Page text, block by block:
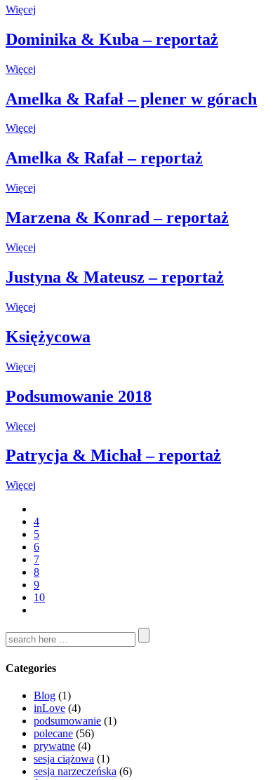
Więcej
Dominika & Kuba – reportaż
Więcej
Amelka & Rafał – plener w górach
Więcej
Amelka & Rafał – reportaż
Więcej
Marzena & Konrad – reportaż
Więcej
Justyna & Mateusz – reportaż
Więcej
Księżycowa
Więcej
Podsumowanie 2018
Więcej
Patrycja & Michał – reportaż
Więcej
4
5
6
7
8
9
10
Categories
Blog (1)
inLove (4)
podsumowanie (1)
polecane (56)
prywatne (4)
sesja ciążowa (1)
sesja narzeczeńska (6)